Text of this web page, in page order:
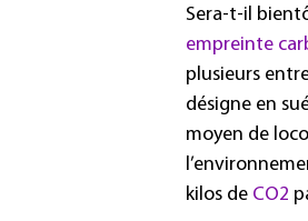
Sera-t-il
empreinte
plusieurs
désigne en
moyen de
kilos de CO2